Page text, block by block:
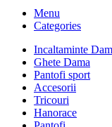
Menu
Categories
Incaltaminte
Ghete Dama
Pantofi sport
Accesorii
Tricouri
Hanorace